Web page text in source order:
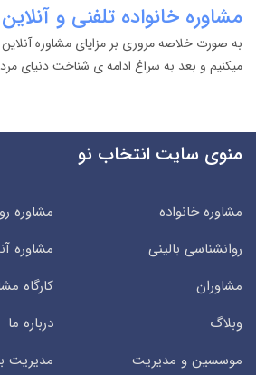
مشاوره خانواده تلفنی و آنلاین
به صورت خلاصه مروری بر مزایای مشاوره آنلاین
میکنیم و بعد به سراغ ادامه ی شناخت دنیای
منوی سایت انتخاب نو
مشاوره خانواده
مشاوره
روانشناسی بالینی
مشاوره
مشاوران
کارگاه
وبلاگ
درباره ما
موسسین و مدیریت
مدیریت